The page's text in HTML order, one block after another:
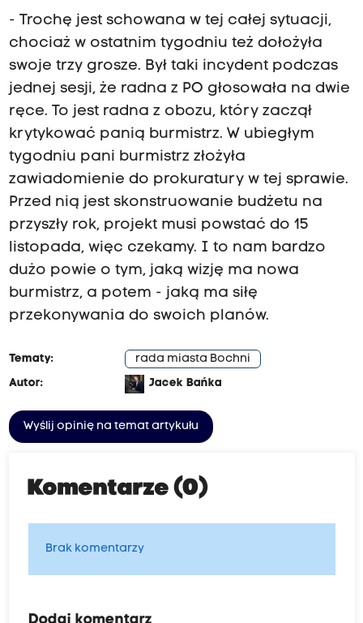
- Trochę jest schowana w tej całej sytuacji,
chociaż w ostatnim tygodniu też dołożyła
swoje trzy grosze. Był taki incydent podczas
jednej sesji, że radna z PO głosowała na dwie
ręce. To jest radna z obozu, który zaczął
krytykować panią burmistrz. W ubiegłym
tygodniu pani burmistrz złożyła
zawiadomienie do prokuratury w tej sprawie.
Przed nią jest skonstruowanie budżetu na
przyszły rok, projekt musi powstać do 15
listopada, więc czekamy. I to nam bardzo
dużo powie o tym, jaką wizję ma nowa
burmistrz, a potem - jaką ma siłę
przekonywania do swoich planów.
Tematy:
rada miasta Bochni
Autor:
Jacek Bańka
Wyślij opinię na temat artykułu
Komentarze (0)
Brak komentarzy